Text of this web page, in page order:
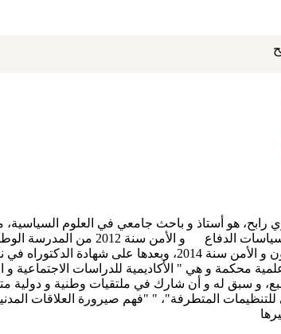
سياسية تخصص سياسات
محكمة و هي " الأكاديمية للدراسات الاجتماعية
و سبق له و أن شارك في ملتقيات وطنية و دولية
للتنظيمات المتطرفة"، " "فهم صيرورة العلاقات